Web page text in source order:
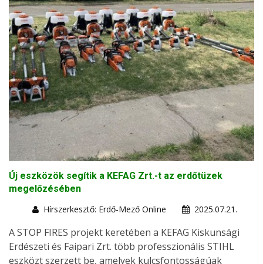
Új eszközök segítik a KEFAG Zrt.-t az erdőtüzek
megelőzésében
Hírszerkesztő: Erdő-Mező Online
2025.07.21.
A STOP FIRES projekt keretében a KEFAG Kiskunsági
Erdészeti és Faipari Zrt. több professzionális STIHL
eszközt szerzett be, amelyek kulcsfontosságúak